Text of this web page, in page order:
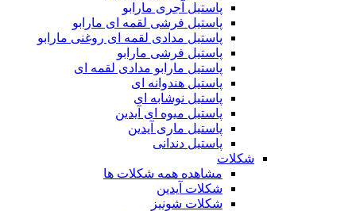
پاستیل آجری مارابو
پاستیل فرشی لقمه ای مارابو
پاستیل مدادی لقمه ای روغنی مارابو
پاستیل فرشی مارابو
پاستیل مارابو مدادی لقمه ای
پاستیل هندوانه ای
پاستیل نوشابه ای
پاستیل میوه ای آیدین
پاستیل ماری آیدین
پاستیل دندانی
شکلات
مشاهده همه شکلات ها
شکلات آیدین
شکلات شونیز